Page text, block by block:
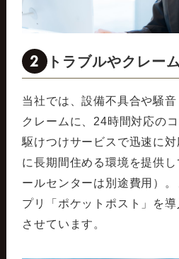
2 トラブルやクレー
当社では、設備不具合や騒
クレームに、24時間対応の
駆けつけサービスで迅速に
に長期間住める環境を提供
ールセンターは別途費用）
プリ「ポケットポスト」を
させています。